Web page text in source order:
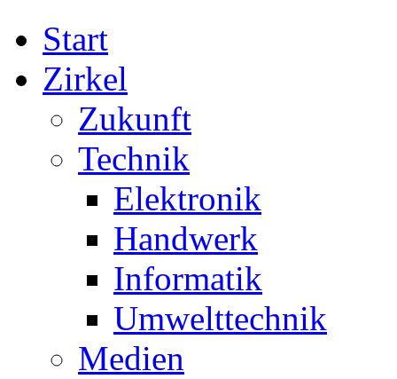
Start
Zirkel
Zukunft
Technik
Elektronik
Handwerk
Informatik
Umwelttechnik
Medien